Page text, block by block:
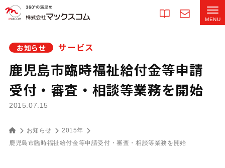
お知らせ サービス
鹿児島市臨時福祉給付金等申請
受付・審査・相談等業務を開始
2015.07.15
お知らせ
2015年
鹿児島市臨時福祉給付金等申請受付・審査・相談等業務を開始